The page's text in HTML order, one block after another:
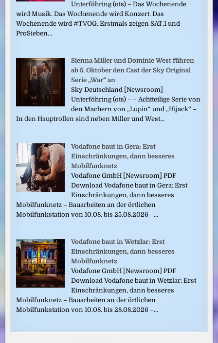
Unterföhring (ots) – Das Wochenende
wird Musik. Das Wochenende wird Konzert. Das
Wochenende wird #TVOG. Erstmals zeigen SAT.1 und
ProSieben...
Sienna Miller und Dominic West führen
ab 5. Oktober den Cast der Sky Original
Serie „War“ an
Sky Deutschland [Newsroom]
Unterföhring (ots) – – Achtteilige Serie von
den Machern von „Lupin“ und „Hijack“ –
In den Hauptrollen sind neben Miller und West...
Vodafone baut in Gera: Erst
Einschränkungen, dann besseres
Mobilfunknetz
Vodafone GmbH [Newsroom] PDF
Download Vodafone baut in Gera: Erst
Einschränkungen, dann besseres
Mobilfunknetz – Bauarbeiten an der örtlichen
Mobilfunkstation von 10.08. bis 25.08.2026 –...
Vodafone baut in Wetzlar: Erst
Einschränkungen, dann besseres
Mobilfunknetz
Vodafone GmbH [Newsroom] PDF
Download Vodafone baut in Wetzlar: Erst
Einschränkungen, dann besseres
Mobilfunknetz – Bauarbeiten an der örtlichen
Mobilfunkstation von 10.08. bis 28.08.2026 –...